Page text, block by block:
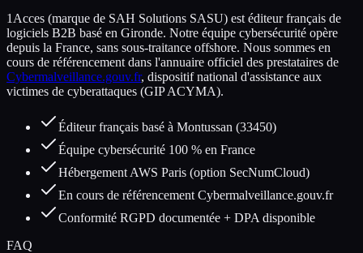
1Acces (marque de SAH Solutions SASU) est éditeur français de
logiciels B2B basé en Gironde. Notre équipe cybersécurité opère
depuis la France, sans sous-traitance offshore. Nous sommes en
cours de référencement dans l'annuaire officiel des prestataires de
Cybermalveillance.gouv.fr, dispositif national d'assistance aux
victimes de cyberattaques (GIP ACYMA).
Éditeur français basé à Montussan (33450)
Équipe cybersécurité 100 % en France
Hébergement AWS Paris (option SecNumCloud)
En cours de référencement Cybermalveillance.gouv.fr
Conformité RGPD documentée + DPA disponible
FAQ